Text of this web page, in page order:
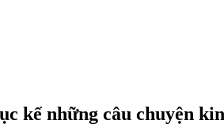
kể những câu chuyện